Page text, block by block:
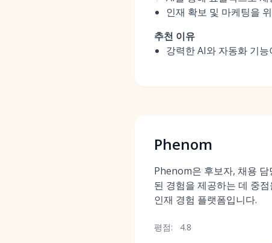
인재 확보 및 마케팅을
추천 이유
강력한 AI와 자동화 기
Phenom
Phenom은 후보자, 채용
된 경험을 제공하는 데 중
인재 경험 플랫폼입니다.
평점: 4.8